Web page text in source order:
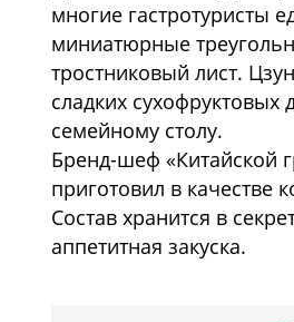
многие гастротуристы
миниатюрные
тростниковый лист.
сладких
семейному столу.
Бренд-шеф «Китайской
приготовил в качестве
Состав хранится в
аппетитная закуска.